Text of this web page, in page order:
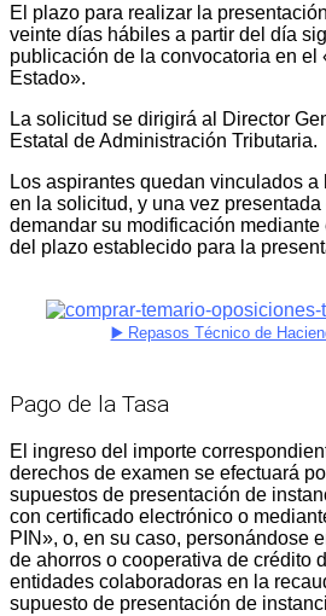
El plazo para realizar la
veinte días hábiles a partir del día
publicación de la convocatoria en el
Estado».
La solicitud se dirigirá al Director
Estatal de Administración Tributaria.
Los aspirantes quedan vinculados
en la solicitud, y una vez
demandar su modificación
del plazo establecido para la
▶️ Repasos Técnico de
Pago de la Tasa
El ingreso del importe
derechos de examen se efectuará
supuestos de presentación de
con certificado electrónico o
PIN», o, en su caso, personándose
de ahorros o cooperativa de crédito
entidades colaboradoras en la
supuesto de presentación de